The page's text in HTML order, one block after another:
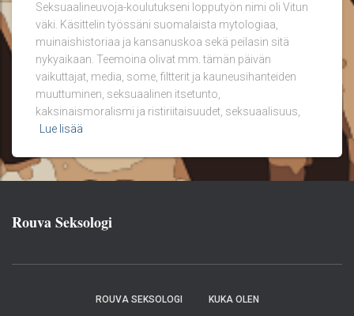
Seksuaalineuvoja-koulutukseni lopputyön nimi oli Vitun
väki. Käsittelin työssäni suomalaista mytologiaa,
muinaishistoriaa ja kansanuskoa sekä peilasin sitä
nykyaikaan. Teemoina olivat mm. tämän päivän
vaikuttajat, media, some, filtterit ja kauneusihanteiden
muuttuminen, seksuaalinen itsetunto,
kaksinaismoralismi ja ristiriitaisuudet, seksuaalisuus,
Lue lisää
Rouva Seksologi
ROUVA SEKSOLOGI KUKA OLEN